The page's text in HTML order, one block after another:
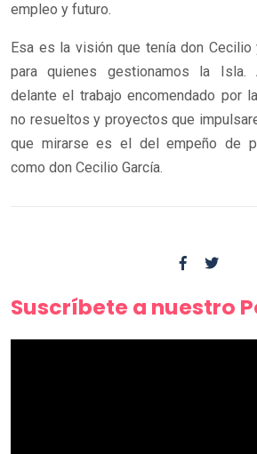
empleo y futuro.
Esa es la visión que tenía don Cecilio
para quienes gestionamos la Isla.
delante el trabajo encomendado por
no resueltos y proyectos que
que mirarse es el del empeño de
como don Cecilio García.
Suscríbete a nuestro